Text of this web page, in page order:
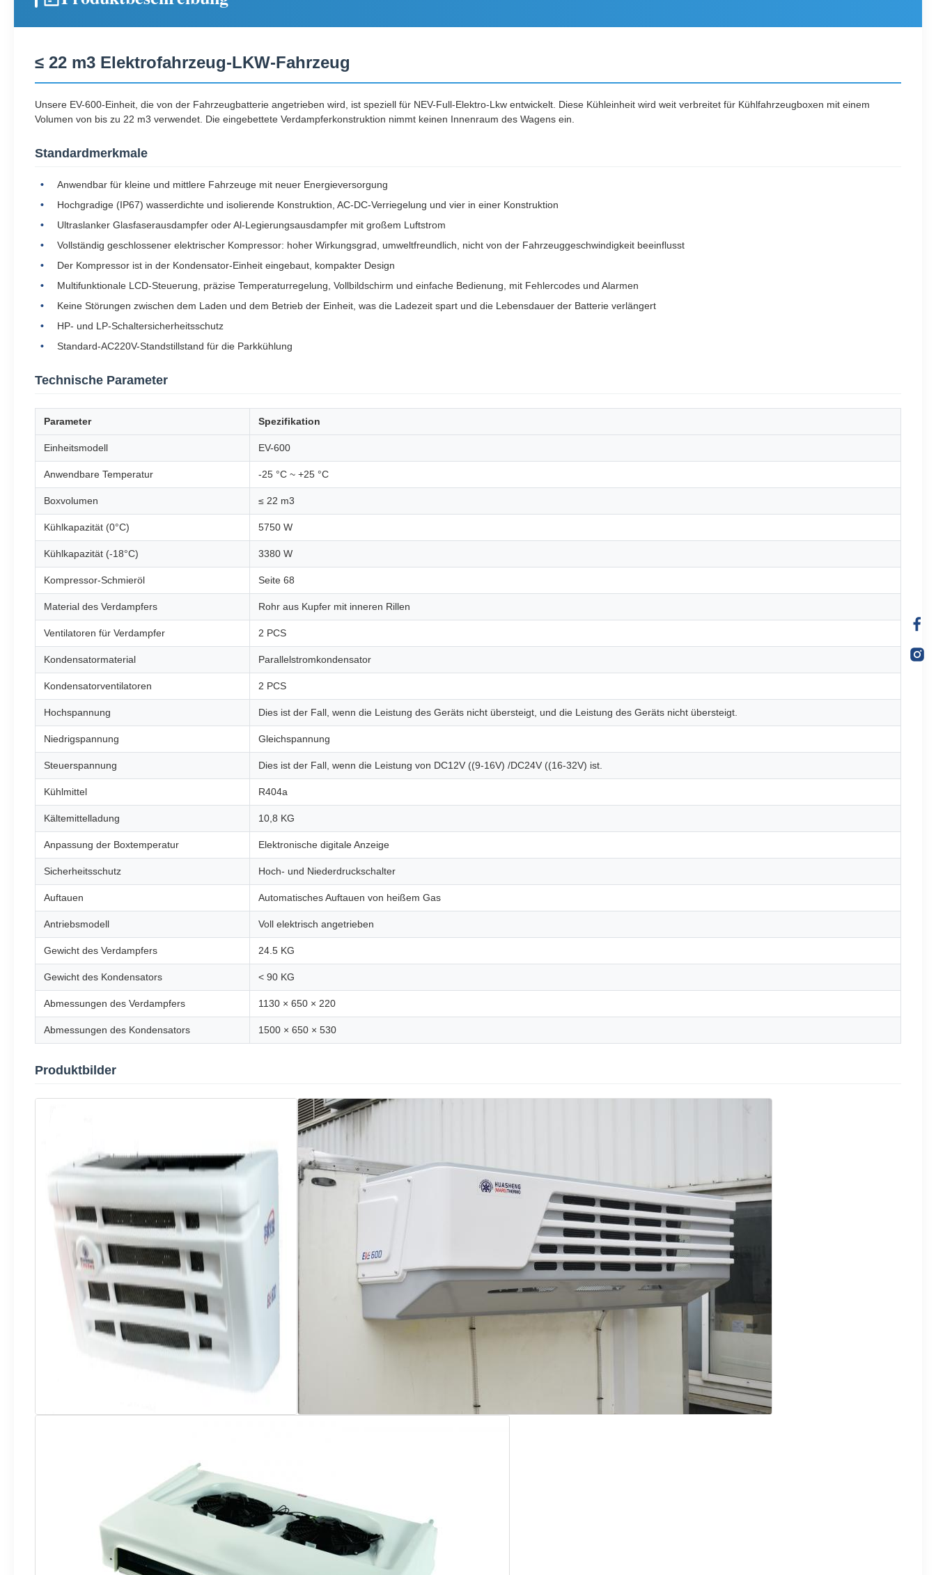
≤ 22 m3 Elektrofahrzeug-LKW-Fahrzeug
Unsere EV-600-Einheit, die von der Fahrzeugbatterie angetrieben wird, ist speziell für NEV-Full-Elektro-Lkw entwickelt. Diese Kühleinheit wird weit verbreitet für Kühlfahrzeugboxen mit einem
Volumen von bis zu 22 m3 verwendet. Die eingebettete Verdampferkonstruktion nimmt keinen Innenraum des Wagens ein.
Standardmerkmale
Anwendbar für kleine und mittlere Fahrzeuge mit neuer Energieversorgung
Hochgradige (IP67) wasserdichte und isolierende Konstruktion, AC-DC-Verriegelung und vier in einer Konstruktion
Ultraslanker Glasfaserausdampfer oder Al-Legierungsausdampfer mit großem Luftstrom
Vollständig geschlossener elektrischer Kompressor: hoher Wirkungsgrad, umweltfreundlich, nicht von der Fahrzeuggeschwindigkeit beeinflusst
Der Kompressor ist in der Kondensator-Einheit eingebaut, kompakter Design
Multifunktionale LCD-Steuerung, präzise Temperaturregelung, Vollbildschirm und einfache Bedienung, mit Fehlercodes und Alarmen
Keine Störungen zwischen dem Laden und dem Betrieb der Einheit, was die Ladezeit spart und die Lebensdauer der Batterie verlängert
HP- und LP-Schaltersicherheitsschutz
Standard-AC220V-Standstillstand für die Parkkühlung
Technische Parameter
Parameter Spezifikation
Einheitsmodell EV-600
Anwendbare Temperatur -25 °C ~ +25 °C
Boxvolumen ≤ 22 m3
Kühlkapazität (0°C) 5750 W
Kühlkapazität (-18°C) 3380 W
Kompressor-Schmieröl Seite 68
Material des Verdampfers Rohr aus Kupfer mit inneren Rillen
Ventilatoren für Verdampfer 2 PCS
Kondensatormaterial Parallelstromkondensator
Kondensatorventilatoren 2 PCS
Hochspannung Dies ist der Fall, wenn die Leistung des Geräts nicht übersteigt, und die Leistung des Geräts nicht übersteigt.
Niedrigspannung Gleichspannung
Steuerspannung Dies ist der Fall, wenn die Leistung von DC12V ((9-16V) /DC24V ((16-32V) ist.
Kühlmittel R404a
Kältemittelladung 10,8 KG
Anpassung der Boxtemperatur Elektronische digitale Anzeige
Sicherheitsschutz Hoch- und Niederdruckschalter
Auftauen Automatisches Auftauen von heißem Gas
Antriebsmodell Voll elektrisch angetrieben
Gewicht des Verdampfers 24.5 KG
Gewicht des Kondensators < 90 KG
Abmessungen des Verdampfers 1130 × 650 × 220
Abmessungen des Kondensators 1500 × 650 × 530
Produktbilder